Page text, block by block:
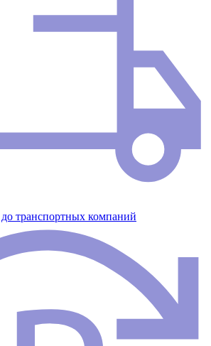
до транспортных компаний